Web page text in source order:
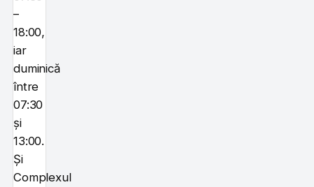
–
18:00,
iar
duminică
între
07:30
și
13:00.
Și
Complexul